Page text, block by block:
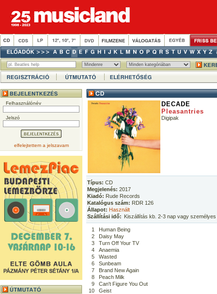
Felhasználónév
Jelszó
elfelejtettem a jelszavam
DECADE
Pleasantries
Digipak
Típus: CD
Megjelenés: 2017
Kiadó: Rude Records
Katalógus szám: RDR 126
Állapot: Használt
Szállítási idő: Kiszállítás kb. 2-3 nap vagy
1
Human Being
2
Daisy May
3
Turn Off Your TV
4
Anaemia
5
Wasted
6
Sunbeam
7
Brand New Again
8
Peach Milk
9
Can't Figure You Out
10
Geist